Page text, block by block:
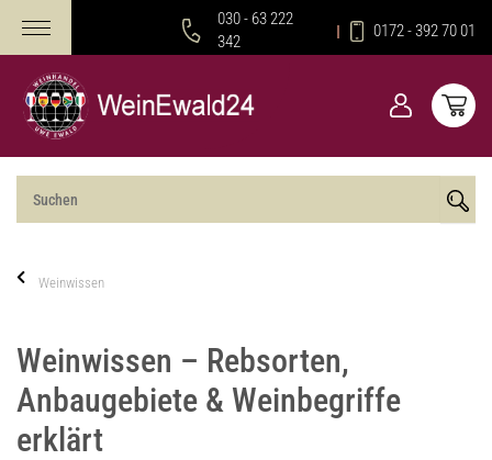
030 - 63 222
342
0172 - 392 70 01
Weinwissen
Weinwissen – Rebsorten,
Anbaugebiete & Weinbegriffe
erklärt